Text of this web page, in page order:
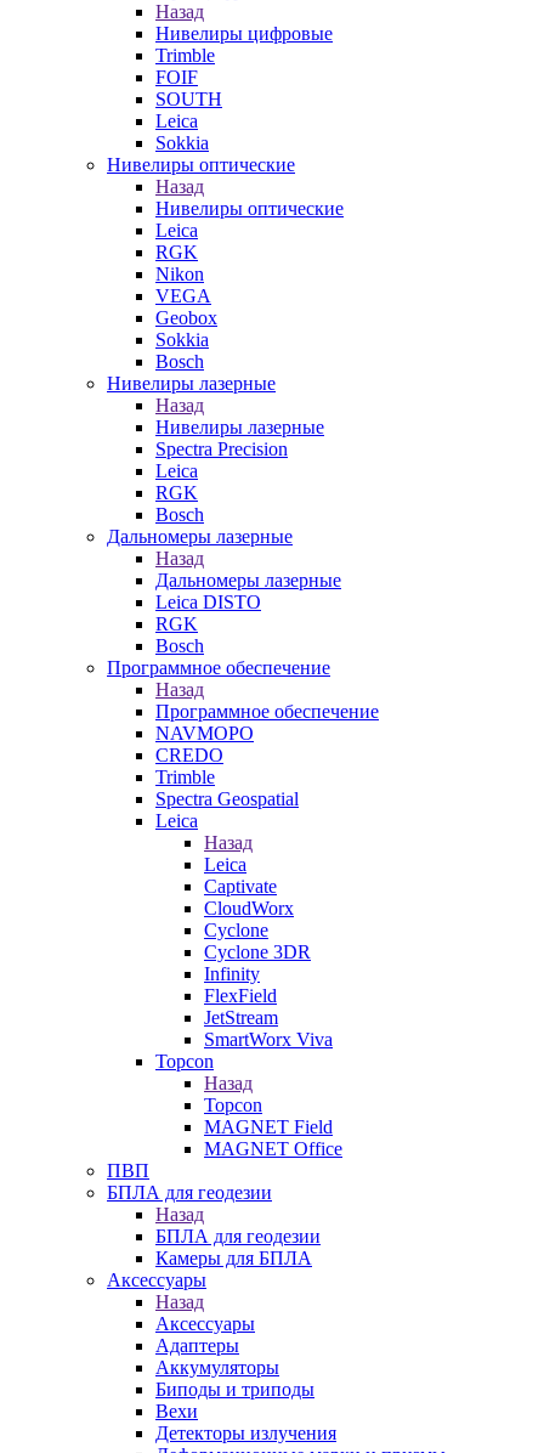
Назад
Нивелиры цифровые
Trimble
FOIF
SOUTH
Leica
Sokkia
Нивелиры оптические
Назад
Нивелиры оптические
Leica
RGK
Nikon
VEGA
Geobox
Sokkia
Bosch
Нивелиры лазерные
Назад
Нивелиры лазерные
Spectra Precision
Leica
RGK
Bosch
Дальномеры лазерные
Назад
Дальномеры лазерные
Leica DISTO
RGK
Bosch
Программное обеспечение
Назад
Программное обеспечение
NAVMOPO
CREDO
Trimble
Spectra Geospatial
Leica
Назад
Leica
Captivate
CloudWorx
Cyclone
Cyclone 3DR
Infinity
FlexField
JetStream
SmartWorx Viva
Topcon
Назад
Topcon
MAGNET Field
MAGNET Office
ПВП
БПЛА для геодезии
Назад
БПЛА для геодезии
Камеры для БПЛА
Аксессуары
Назад
Аксессуары
Адаптеры
Аккумуляторы
Биподы и триподы
Вехи
Детекторы излучения